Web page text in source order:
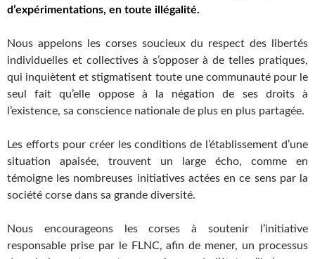
d’expérimentations, en toute illégalité.
Nous appelons les corses soucieux du respect des libertés
individuelles et collectives à s’opposer à de telles pratiques,
qui inquiètent et stigmatisent toute une communauté pour le
seul fait qu’elle oppose à la négation de ses droits à
l’existence, sa conscience nationale de plus en plus partagée.
Les efforts pour créer les conditions de l’établissement d’une
situation apaisée, trouvent un large écho, comme en
témoigne les nombreuses initiatives actées en ce sens par la
société corse dans sa grande diversité.
Nous encourageons les corses à soutenir l’initiative
responsable prise par le FLNC, afin de mener, un processus